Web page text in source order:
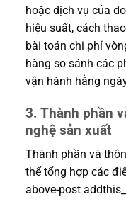
hoặc dịch vụ của
hiệu suất, cách
bài toán chi phí
hàng so sánh các
vận hành hằng
3. Thành phần
nghệ sản xuất
Thành phần và
thể tổng hợp các
above-post